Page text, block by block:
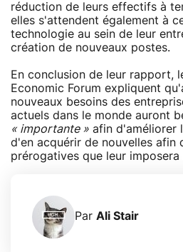
réduction de leurs effectifs à
elles s'attendent également à
technologie au sein de leur
création de nouveaux postes.
En conclusion de leur rapport,
Economic Forum expliquent
nouveaux besoins des
actuels dans le monde auront
« importante » afin d'améliorer
d'en acquérir de nouvelles afin
prérogatives que leur
Par Ali Stair